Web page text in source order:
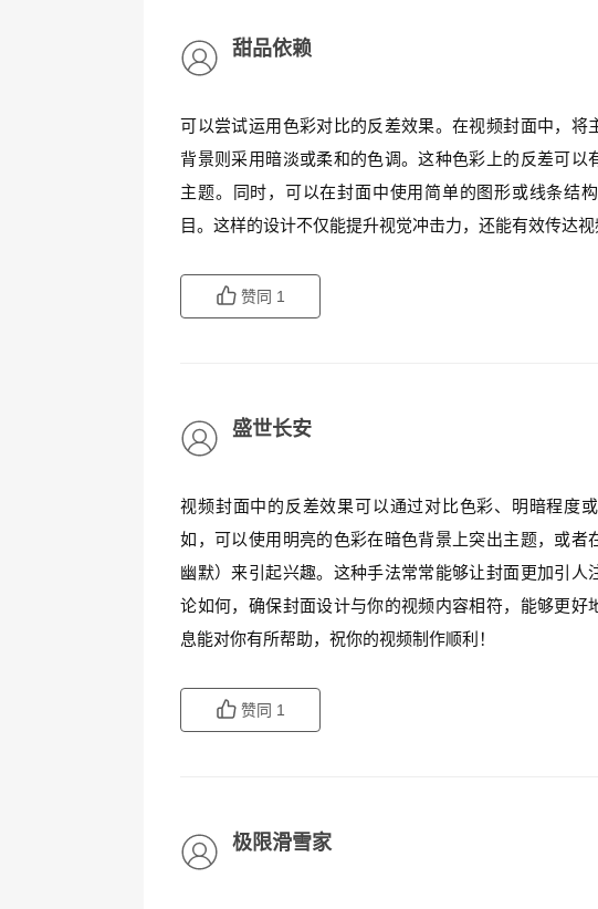
甜品依赖
可以尝试运用色彩对比的反差效果。在视频封面中，将
背景则采用暗淡或柔和的色调。这种色彩上的反差可以
主题。同时，可以在封面中使用简单的图形或线条结
目。这样的设计不仅能提升视觉冲击力，还能有效传达视
赞同 1
盛世长安
视频封面中的反差效果可以通过对比色彩、明暗程度
如，可以使用明亮的色彩在暗色背景上突出主题，或者
幽默）来引起兴趣。这种手法常常能够让封面更加引人
论如何，确保封面设计与你的视频内容相符，能够更好
息能对你有所帮助，祝你的视频制作顺利！
赞同 1
极限滑雪家